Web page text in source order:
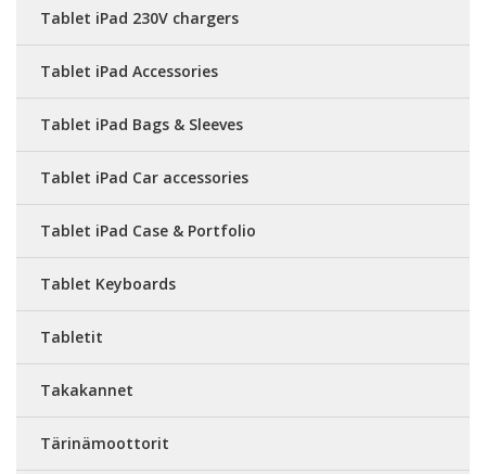
Tablet iPad 230V chargers
Tablet iPad Accessories
Tablet iPad Bags & Sleeves
Tablet iPad Car accessories
Tablet iPad Case & Portfolio
Tablet Keyboards
Tabletit
Takakannet
Tärinämoottorit